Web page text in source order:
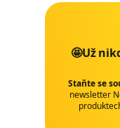
🤩Už
Staňte se
newsletter